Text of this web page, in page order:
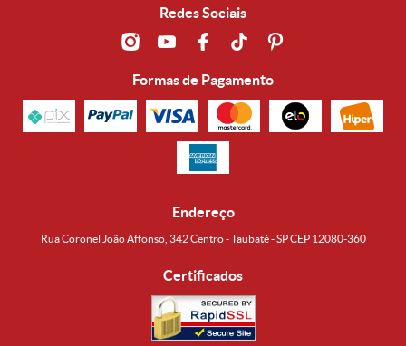
Redes Sociais
Formas de Pagamento
Endereço
Rua Coronel João Affonso, 342 Centro - Taubaté - SP CEP 12080-360
Certificados